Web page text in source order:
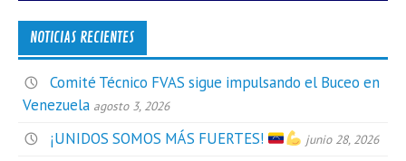
NOTICIAS RECIENTES
Comité Técnico FVAS sigue impulsando el Buceo en
Venezuela agosto 3, 2026
¡UNIDOS SOMOS MÁS FUERTES! junio 28, 2026